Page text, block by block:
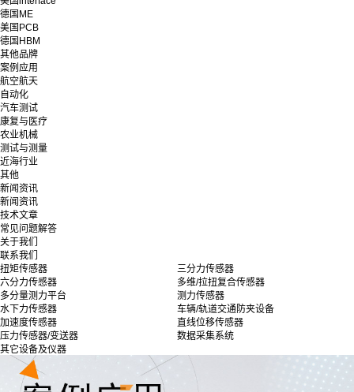
德国ME
美国PCB
德国HBM
其他品牌
案例应用
航空航天
自动化
汽车测试
康复与医疗
农业机械
测试与测量
近海行业
其他
新闻资讯
新闻资讯
技术文章
常见问题解答
关于我们
联系我们
扭矩传感器
三分力传感器
六分力传感器
多维/拉扭复合传感器
多分量测力平台
测力传感器
水下力传感器
车辆/轨道交通防夹设备
加速度传感器
直线位移传感器
压力传感器/变送器
数据采集系统
其它设备及仪器